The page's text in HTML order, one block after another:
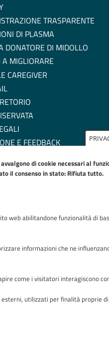
di cookie necessari al
il consenso in stato: Rifiuta tutto.
web abilitandone funzionalità di
informazioni che ne
come i visitatori interagiscono
utilizzati per finalità proprie
TRASPARENTE
DI PLASMA
DONATORE DI MIDOLLO
A MIGLIORARE
CAREGIVER
E FEEDBACK
POLICY
OMS 1 24127 Bergamo